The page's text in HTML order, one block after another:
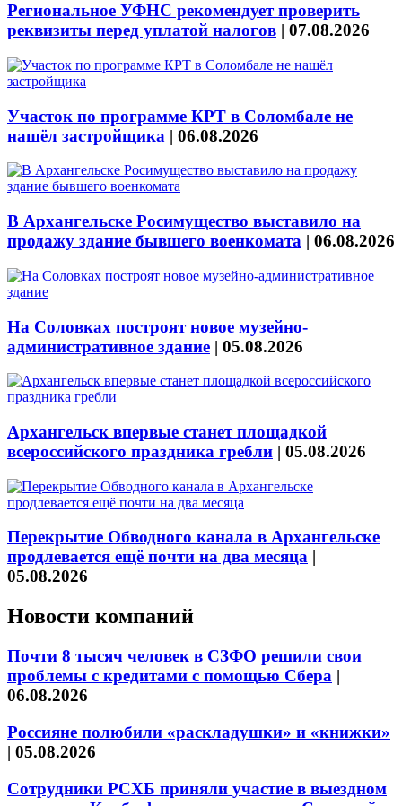
Региональное УФНС рекомендует проверить
реквизиты перед уплатой налогов | 07.08.2026
Участок по программе КРТ в Соломбале не
нашёл застройщика | 06.08.2026
В Архангельске Росимущество выставило на
продажу здание бывшего военкомата | 06.08.2026
На Соловках построят новое музейно-
административное здание | 05.08.2026
Архангельск впервые станет площадкой
всероссийского праздника гребли | 05.08.2026
Перекрытие Обводного канала в Архангельске
продлевается ещё почти на два месяца |
05.08.2026
Новости компаний
Почти 8 тысяч человек в СЗФО решили свои
проблемы с кредитами с помощью Сбера |
06.08.2026
Россияне полюбили «раскладушки» и «книжки»
| 05.08.2026
Сотрудники РСХБ приняли участие в выездном